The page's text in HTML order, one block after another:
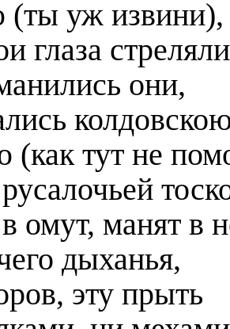
уж извини),
глаза
они,
(как тут не
омут, манят в
дыханья,
эту прыть